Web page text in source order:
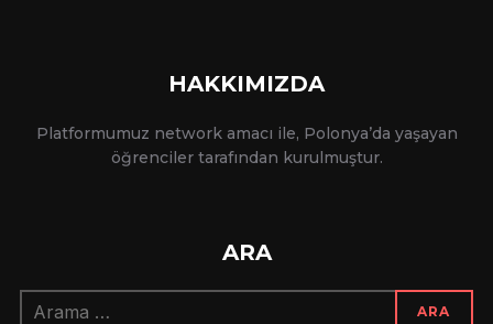
HAKKIMIZDA
Platformumuz network amacı ile, Polonya’da yaşayan
öğrenciler tarafından kurulmuştur.
ARA
Arama:
ARA